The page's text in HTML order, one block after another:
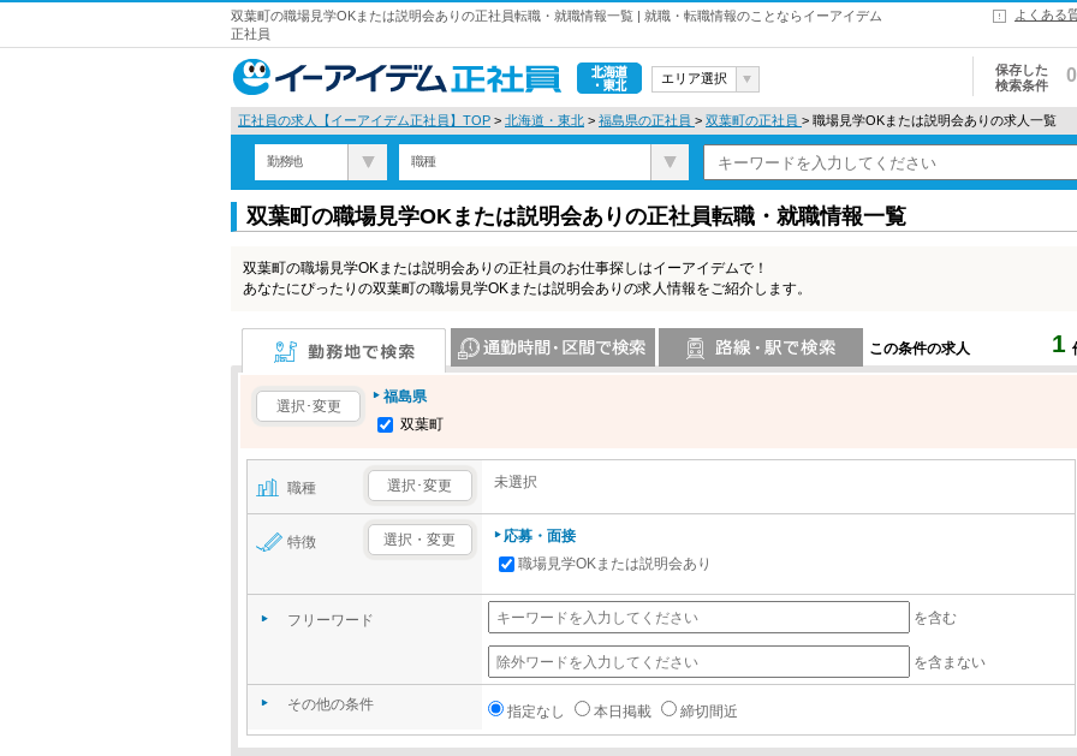
双葉町の職場見学OKまたは説明会ありの正社員転職・就職情報一覧 | 就職・転職情報のことならイーアイデム
正社員
よくある
北海道・東
北
エリア選択
保存した
検索条件
0
正社員の求人【イーアイデム正社員】TOP > 北海道・東北 > 福島県の正社員 > 双葉町の正社員 > 職場見学OKまたは説明会ありの求人一覧
勤務地 職種
双葉町の職場見学OKまたは説明会ありの正社員転職・就職情報一覧
双葉町の職場見学OKまたは説明会ありの正社員のお仕事探しはイーアイデムで！
あなたにぴったりの双葉町の職場見学OKまたは説明会ありの求人情報をご紹介します。
この条件の求人 1
選択･変更
福島県
双葉町
職種 選択･変更 未選択
特徴 選択・変更
応募・面接
職場見学OKまたは説明会あり
フリーワード を含む
を含まない
その他の条件 指定なし 本日掲載 締切間近